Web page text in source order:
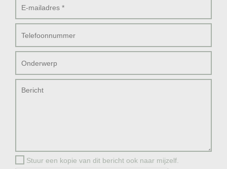
Stuur een kopie van dit bericht ook naar mijzelf.